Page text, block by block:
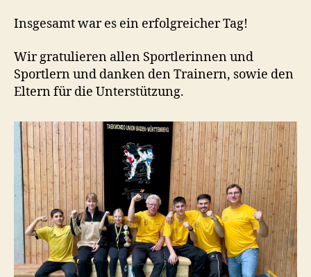
Insgesamt war es ein erfolgreicher Tag!
Wir gratulieren allen Sportlerinnen und
Sportlern und danken den Trainern, sowie den
Eltern für die Unterstützung.